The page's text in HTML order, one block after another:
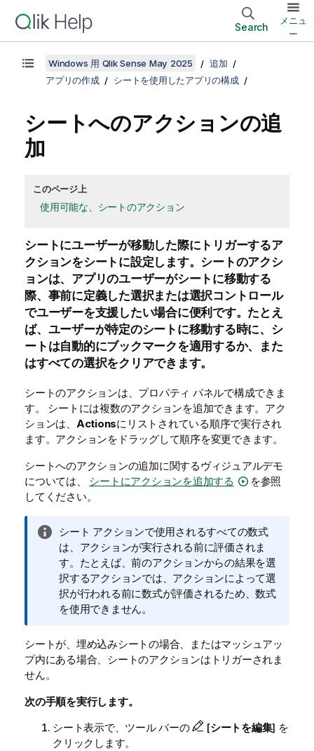
Search
メニュ
ー
Windows 用 Qlik Sense May 2025
追加
アプリの作成
シートを使用したアプリの構成
シートへのアクションの追
加
このページ上
使用可能な、シートのアクション
シートにユーザーが移動した際にトリガーするア
クションをシートに設定します。シートのアクシ
ョンは、アプリのユーザーがシートに移動する
際、事前に定義した選択または選択コントロール
でユーザーを支援したい場合に便利です。たとえ
ば、ユーザーが特定のシートに移動する時に、シ
ートは自動的にブックマークを適用するか、また
はすべての選択をクリアできます。
シートのアクションは、プロパティ パネルで構成できま
す。
シートには複数のアクションを追加できます。アク
ションは、 Actionsにリストされている順序で実行され
ます。アクションをドラッグして順序を変更できます。
シートへのアクションの追加に関するヴィジュアルデモ
については、 シートにアクションを追加する
を参照
してください。
情
報
メ
モ
シート アクションで使用されるすべての数式
は、アクションが実行される前に評価されま
す。たとえば、前のアクションからの結果を選
択するアクションでは、アクションによって選
択が行われる前に数式が評価されるため、数式
を使用できません。
シートが、埋め込みシートの場合、またはマッシュアッ
プ内にある場合、シートのアクションはトリガーされま
せん。
次の手順を実行します。
シート表示で、ツール バーの
[シートを編集] を
クリックします。